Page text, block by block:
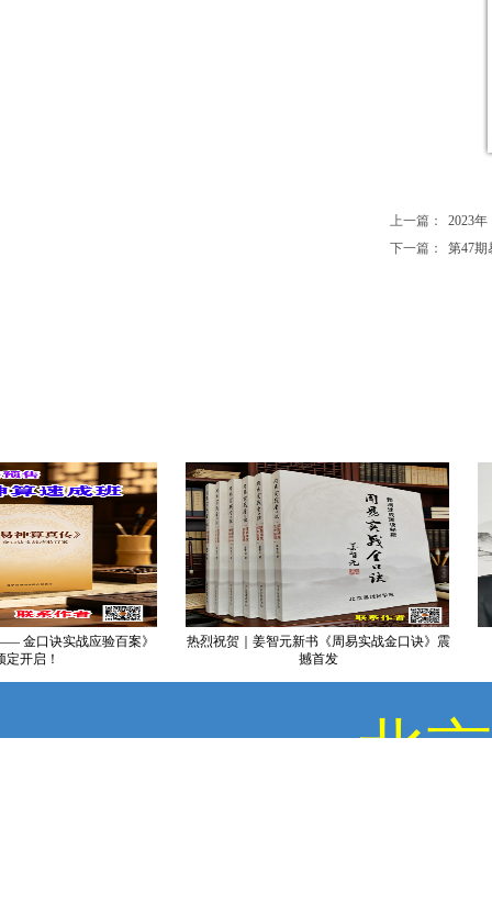
上一篇：
2023年
下一篇：
第47期
诀实战应验百案》
启！
热烈祝贺｜姜智元新书《周易实战金口诀》震
撼首发
北